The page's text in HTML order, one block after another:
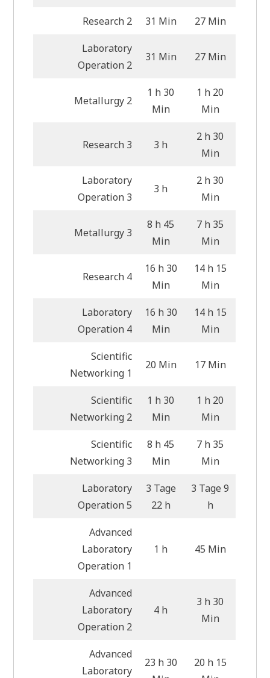
Research 2 31 Min 27 Min
Laboratory
Operation 2
31 Min 27 Min
Metallurgy 2
1 h 30
Min
1 h 20
Min
Research 3 3 h
2 h 30
Min
Laboratory
Operation 3
3 h
2 h 30
Min
Metallurgy 3
8 h 45
Min
7 h 35
Min
Research 4
16 h 30
Min
14 h 15
Min
Laboratory
Operation 4
16 h 30
Min
14 h 15
Min
Scientific
Networking 1
20 Min 17 Min
Scientific
Networking 2
1 h 30
Min
1 h 20
Min
Scientific
Networking 3
8 h 45
Min
7 h 35
Min
Laboratory
Operation 5
3 Tage
22 h
3 Tage 9
h
Advanced
Laboratory
Operation 1
1 h 45 Min
Advanced
Laboratory
Operation 2
4 h
3 h 30
Min
Advanced
Laboratory
23 h 30
20 h 15